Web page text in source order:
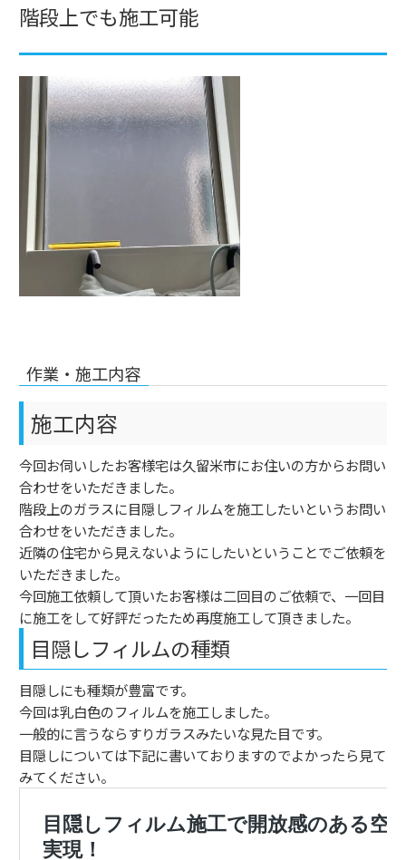
階段上でも施工可能
作業・施工内容
施工内容
今回お伺いしたお客様宅は久留米市にお住いの方からお問い
合わせをいただきました。
階段上のガラスに目隠しフィルムを施工したいというお問い
合わせをいただきました。
近隣の住宅から見えないようにしたいということでご依頼を
いただきました。
今回施工依頼して頂いたお客様は二回目のご依頼で、一回目
に施工をして好評だったため再度施工して頂きました。
目隠しフィルムの種類
目隠しにも種類が豊富です。
今回は乳白色のフィルムを施工しました。
一般的に言うならすりガラスみたいな見た目です。
目隠しについては下記に書いておりますのでよかったら見て
みてください。